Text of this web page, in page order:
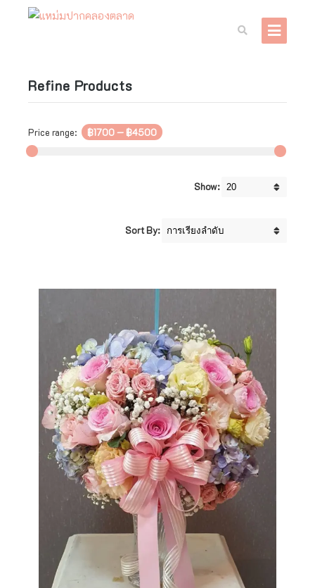
Refine Products
Price range: ฿1700— ฿4500
Show:
Sort By: